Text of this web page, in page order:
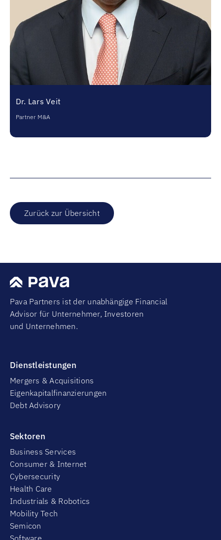
Dr. Lars Veit
Partner M&A
Zurück zur Übersicht
Pava Partners ist der unabhängige Financial
Advisor für Unternehmer, Investoren
und Unternehmen.
Dienstleistungen
Mergers & Acquisitions
Eigenkapitalfinanzierungen
Debt Advisory
Sektoren
Business Services
Consumer & Internet
Cybersecurity
Health Care
Industrials & Robotics
Mobility Tech
Semicon
Software